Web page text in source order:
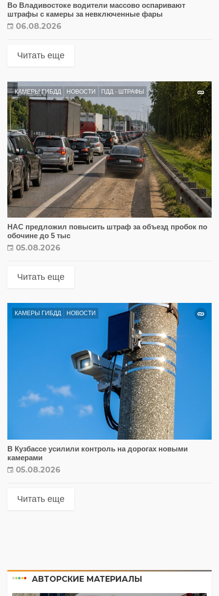
Во Владивостоке водители массово оспаривают
штрафы с камеры за невключенные фары
06.08.2026
Читать еще
КАМЕРЫ ГИБДД НОВОСТИ ПДД - ШТРАФЫ
НАС предложил повысить штраф за объезд пробок по
обочине до 5 тыс
05.08.2026
Читать еще
КАМЕРЫ ГИБДД НОВОСТИ
В Кузбассе усилили контроль на дорогах новыми
камерами
05.08.2026
Читать еще
АВТОРСКИЕ МАТЕРИАЛЫ